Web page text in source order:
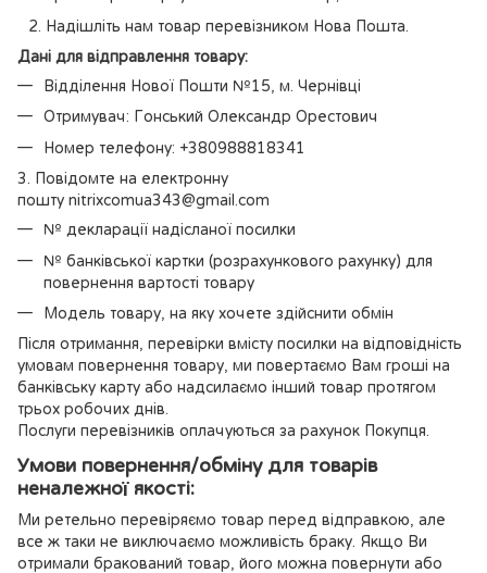
Надішліть нам товар перевізником Нова Пошта.
Дані для відправлення товару:
Відділення Нової Пошти №15, м. Чернівці
Отримувач: Гонський Олександр Орестович
Номер телефону: +380988818341
3. Повідомте на електронну
пошту nitrixcomua343@gmail.com
№ декларації надісланої посилки
№ банківської картки (розрахункового рахунку) для
повернення вартості товару
Модель товару, на яку хочете здійснити обмін
Після отримання, перевірки вмісту посилки на відповідність
умовам повернення товару, ми повертаємо Вам гроші на
банківську карту або надсилаємо інший товар протягом
трьох робочих днів.
Послуги перевізників оплачуються за рахунок Покупця.
Умови повернення/обміну для товарів
неналежної якості:
Ми ретельно перевіряємо товар перед відправкою, але
все ж таки не виключаємо можливість браку. Якщо Ви
отримали бракований товар, його можна повернути або